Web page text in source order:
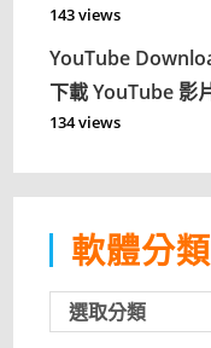
143 views
YouTube
下載 YouTube 影
134 views
軟體分類
體
選取分類